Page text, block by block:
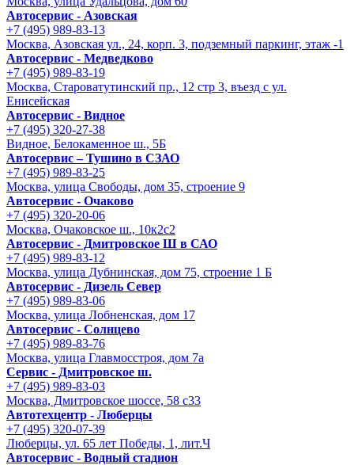
Автосервис - Азовская
+7 (495) 989-83-13
Москва, Азовская ул., 24, корп. 3, подземный паркинг, этаж -1
Автосервис - Медведково
+7 (495) 989-83-19
Москва, Староватутинский пр., 12 стр 3, въезд с ул.
Енисейская
Автосервис - Видное
+7 (495) 320-27-38
Видное, Белокаменное ш., 5Б
Автосервис – Тушино в СЗАО
+7 (495) 989-83-25
Москва, улица Свободы, дом 35, строение 9
Автосервис - Очаково
+7 (495) 320-20-06
Москва, Очаковское ш., 10к2с2
Автосервис - Дмитровское Ш в САО
+7 (495) 989-83-12
Москва, улица Дубнинская, дом 75, строение 1 Б
Автосервис - Дизель Север
+7 (495) 989-83-06
Москва, улица Лобненская, дом 17
Автосервис - Солнцево
+7 (495) 989-83-76
Москва, улица Главмосстроя, дом 7а
Сервис - Дмитровское ш.
+7 (495) 989-83-03
Москва, Дмитровское шоссе, 58 с33
Автотехцентр - Люберцы
+7 (495) 320-07-39
Люберцы, ул. 65 лет Победы, 1, лит.Ч
Автосервис - Водный стадион